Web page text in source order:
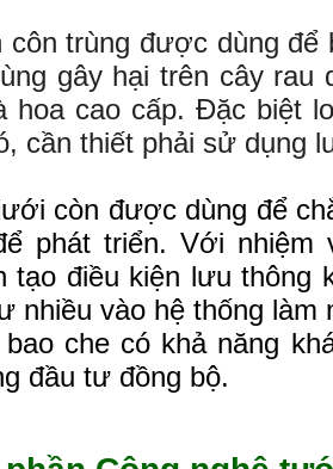
trùng được dùng để
gây hại trên cây rau
hoa cao cấp. Đặc biệt
cần thiết phải sử dụng
còn được dùng để
phát triển. Với
tạo điều kiện lưu thông
nhiều vào hệ thống làm
che có khả năng
đầu tư đồng bộ.